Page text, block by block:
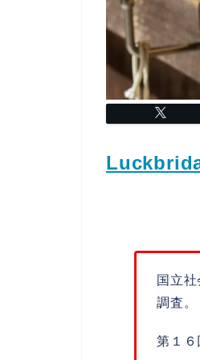
国立
調査。
第１６